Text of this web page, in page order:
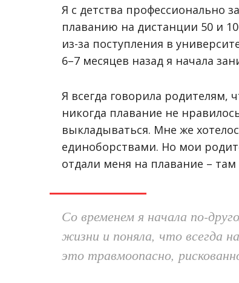
Я с детства профессионально
плаванию на дистанции 50 и
из-за поступления в
6–7 месяцев назад я начала
Я всегда говорила
никогда плавание не
выкладываться. Мне же
единоборствами. Но мои
отдали меня на плавание –
Со временем я начала по-
жизни и поняла, что всегда
это травмоопасно,